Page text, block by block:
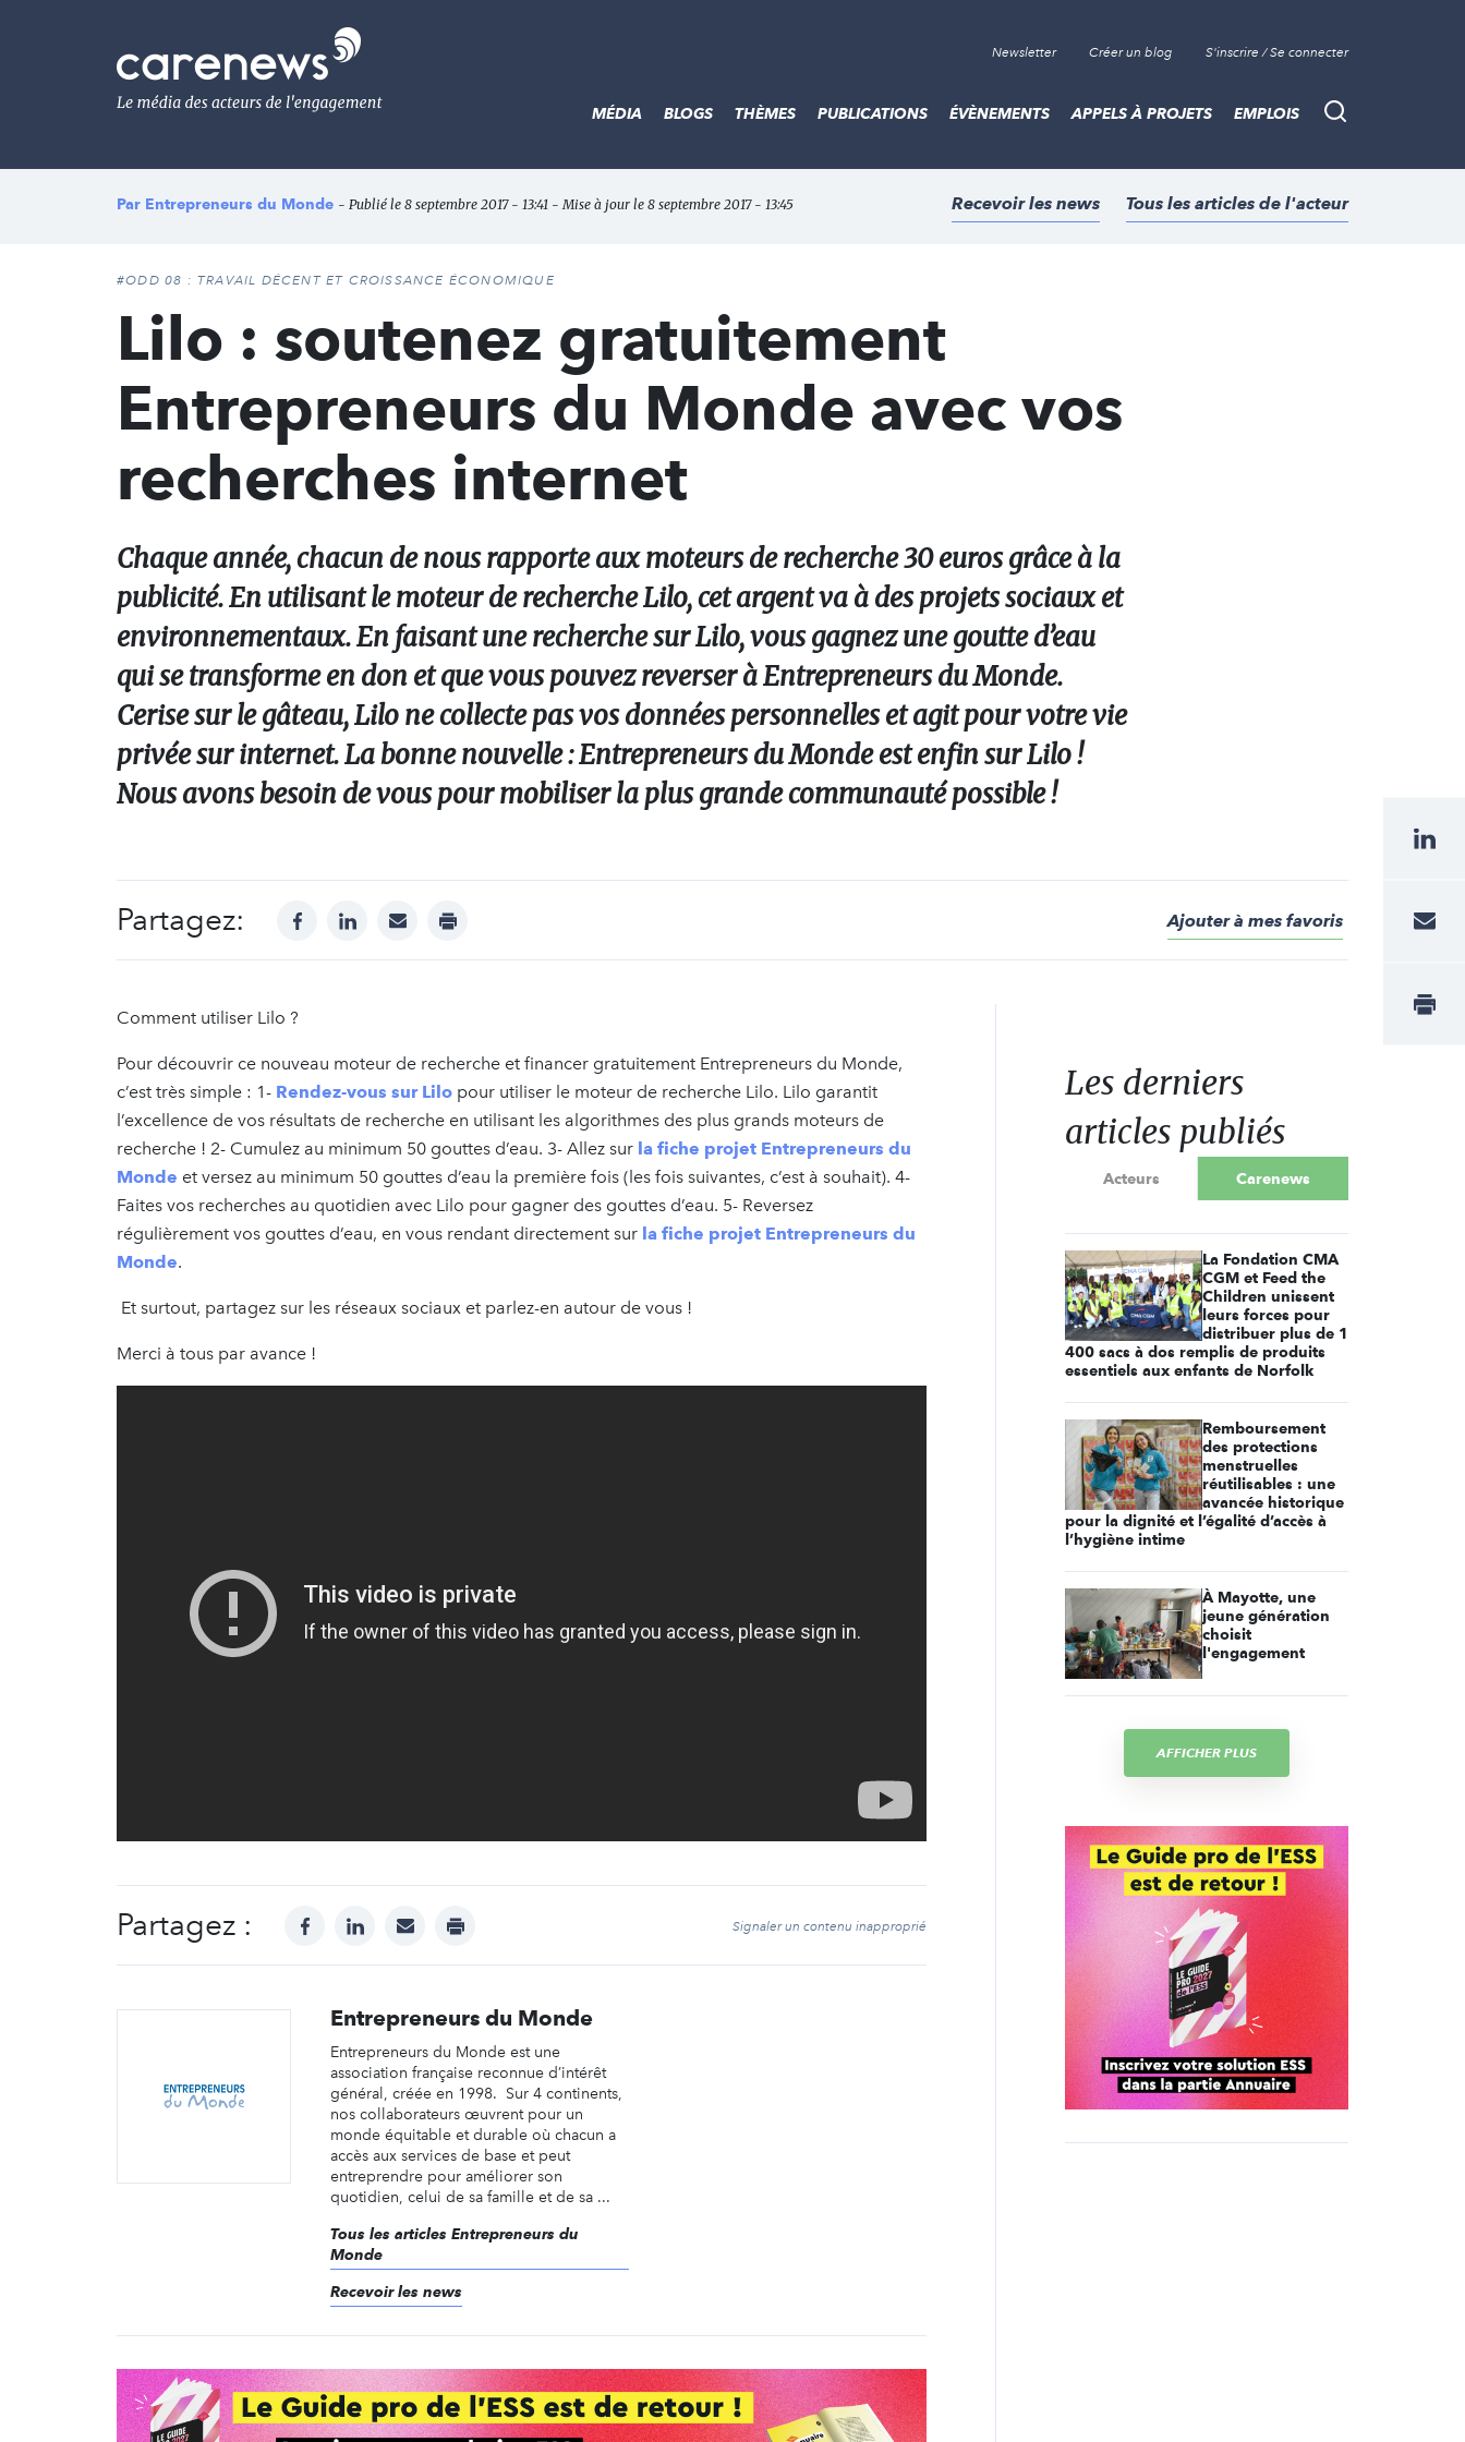
Le
média
de
l'engagement
Newsletter Créer un blog S'inscrire / Se connecter
Recherche
MÉDIA BLOGS THÈMES PUBLICATIONS ÉVÈNEMENTS APPELS À PROJETS EMPLOIS
Par Entrepreneurs du Monde - Publié le 8 septembre 2017 - 13:41 - Mise à jour le 8 septembre 2017 - 13:45 Recevoir les news Tous les articles de l'acteur
#ODD 08 : TRAVAIL DÉCENT ET CROISSANCE ÉCONOMIQUE
Lilo : soutenez gratuitement
Entrepreneurs du Monde avec vos
recherches internet
Chaque année, chacun de nous rapporte aux moteurs de recherche 30 euros grâce à la
publicité. En utilisant le moteur de recherche Lilo, cet argent va à des projets sociaux et
environnementaux. En faisant une recherche sur Lilo, vous gagnez une goutte d’eau
qui se transforme en don et que vous pouvez reverser à Entrepreneurs du Monde.
Cerise sur le gâteau, Lilo ne collecte pas vos données personnelles et agit pour votre vie
privée sur internet. La bonne nouvelle : Entrepreneurs du Monde est enfin sur Lilo !
Nous avons besoin de vous pour mobiliser la plus grande communauté possible !
Partagez: facebooklinkedinmail print Ajouter à mes favoris
Comment utiliser Lilo ?
Pour découvrir ce nouveau moteur de recherche et financer gratuitement Entrepreneurs du Monde,
c’est très simple : 1- Rendez-vous sur Lilo pour utiliser le moteur de recherche Lilo. Lilo garantit
l’excellence de vos résultats de recherche en utilisant les algorithmes des plus grands moteurs de
recherche ! 2- Cumulez au minimum 50 gouttes d’eau. 3- Allez sur la fiche projet Entrepreneurs du
Monde et versez au minimum 50 gouttes d’eau la première fois (les fois suivantes, c’est à souhait). 4-
Faites vos recherches au quotidien avec Lilo pour gagner des gouttes d’eau. 5- Reversez
régulièrement vos gouttes d’eau, en vous rendant directement sur la fiche projet Entrepreneurs du
Monde.
Et surtout, partagez sur les réseaux sociaux et parlez-en autour de vous !
Merci à tous par avance !
Partagez : facebooklinkedinmail print Signaler un contenu inapproprié
Entrepreneurs du Monde
Entrepreneurs du Monde est une
association française reconnue d’intérêt
général, créée en 1998. Sur 4 continents,
nos collaborateurs œuvrent pour un
monde équitable et durable où chacun a
accès aux services de base et peut
entreprendre pour améliorer son
quotidien, celui de sa famille et de sa ...
Tous les articles Entrepreneurs du
Monde
Recevoir les news
Les derniers
articles publiés
Acteurs Carenews
La Fondation CMA
CGM et Feed the
Children unissent
leurs forces pour
distribuer plus de 1
400 sacs à dos remplis de produits
essentiels aux enfants de Norfolk
Remboursement
des protections
menstruelles
réutilisables : une
avancée historique
pour la dignité et l’égalité d’accès à
l’hygiène intime
À Mayotte, une
jeune génération
choisit
l'engagement
AFFICHER PLUS